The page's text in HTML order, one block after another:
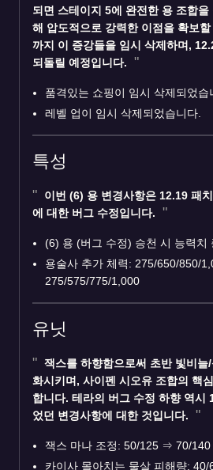
되면 스테이지 5에 완전한 용 조합을
해 압도적으로 강력한 이점을 확보
까지 이 증강들을 임시 삭제하며,
되돌릴 예정입니다.
품격있는 쇼핑이 임시 삭제되었습
레벨 업이 임시 삭제되었습니다.
특성
이번 (6) 용 변경사항은 12.19 패
에 대한 버그 수정입니다.
(6) 용 (버그 수정) 승천 시 능력
용술사 추가 체력: 275/650/850/
275/575/775/1,000
유닛
잭스를 하향함으로써 초반 빛비
화시키며, 사이펜 시오유 조합의 핵
합니다. 테라의 버그 수정 하향 역시
었던 변경사항에 대한 것입니다.
잭스 마나 조정: 50/125 ⇒ 70/140
카이사 몰아치는 물살 피해량: